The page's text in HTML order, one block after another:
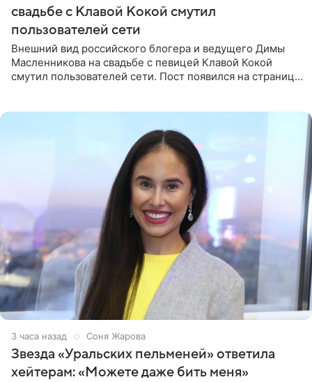
свадьбе с Клавой Кокой смутил
пользователей сети
Внешний вид российского блогера и ведущего Димы
Масленникова на свадьбе с певицей Клавой Кокой
смутил пользователей сети. Пост появился на странице
3 часа назад Соня Жарова
Звезда «Уральских пельменей» ответила
хейтерам: «Можете даже бить меня»